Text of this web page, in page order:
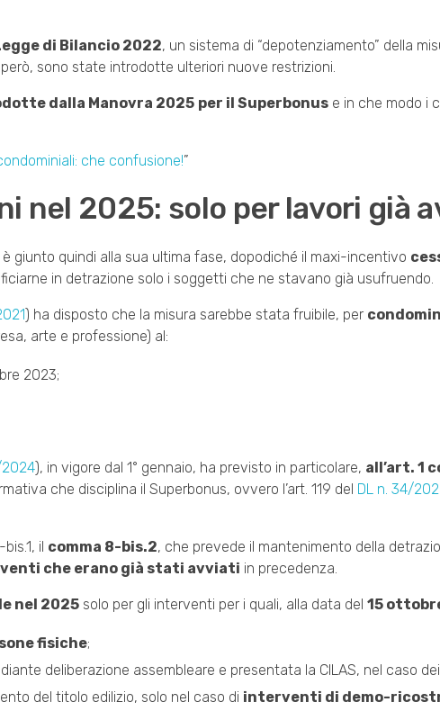
di Bilancio 2022, un sistema di “depotenziamento” della
sono state introdotte ulteriori nuove restrizioni.
dalla Manovra 2025 per il Superbonus e in che modo i
che confusione!”
nel 2025: solo per lavori già
giunto quindi alla sua ultima fase, dopodiché il maxi-incentivo
in detrazione solo i soggetti che ne stavano già usufruendo.
) ha disposto che la misura sarebbe stata fruibile, per
arte e professione) al:
2023;
), in vigore dal 1° gennaio, ha previsto in particolare, all’art. 1
che disciplina il Superbonus, ovvero l’art. 119 del DL n. 34/
il comma 8-bis.2, che prevede il mantenimento della
che erano già stati avviati in precedenza.
nel 2025 solo per gli interventi per i quali, alla data del 15
fisiche;
deliberazione assembleare e presentata la CILAS, nel caso dei
del titolo edilizio, solo nel caso di interventi di demo-